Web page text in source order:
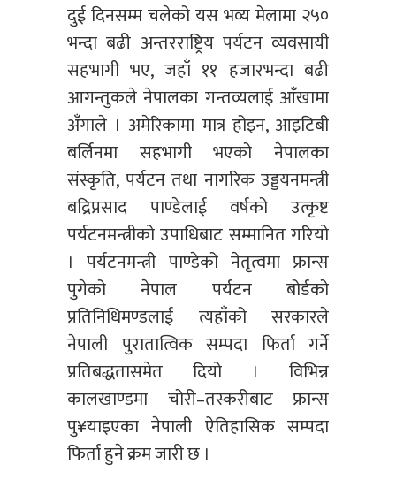
दुई दिनसम्म चलेको यस भव्य मेलामा २५०
भन्दा बढी अन्तरराष्ट्रिय पर्यटन व्यवसायी
सहभागी भए, जहाँ ११ हजारभन्दा बढी
आगन्तुकले नेपालका गन्तव्यलाई आँखामा
अँगाले । अमेरिकामा मात्र होइन, आइटिबी
बर्लिनमा सहभागी भएको नेपालका
संस्कृति, पर्यटन तथा नागरिक उड्डयनमन्त्री
बद्रिप्रसाद पाण्डेलाई वर्षको उत्कृष्ट
पर्यटनमन्त्रीको उपाधिबाट सम्मानित गरियो
। पर्यटनमन्त्री पाण्डेको नेतृत्वमा फ्रान्स
पुगेको नेपाल पर्यटन बोर्डको
प्रतिनिधिमण्डलाई त्यहाँको सरकारले
नेपाली पुरातात्विक सम्पदा फिर्ता गर्ने
प्रतिबद्धतासमेत दियो । विभिन्न
कालखाण्डमा चोरी–तस्करीबाट फ्रान्स
पु¥याइएका नेपाली ऐतिहासिक सम्पदा
फिर्ता हुने क्रम जारी छ ।